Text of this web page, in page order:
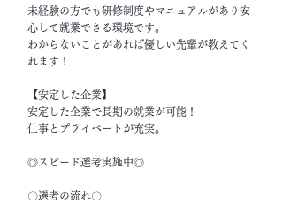
未経験の方でも研修制度やマニュアルがあり安
心して就業できる環境です。
わからないことがあれば優しい先輩が教えてく
れます！
【安定した企業】
安定した企業で長期の就業が可能！
仕事とプライベートが充実。
◎スピード選考実施中◎
〇選考の流れ〇